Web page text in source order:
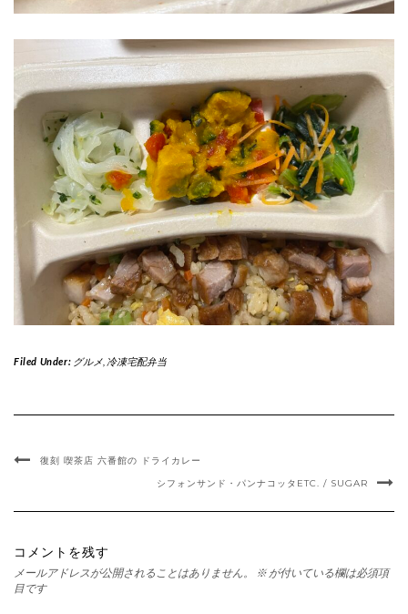
Filed Under: グルメ, 冷凍宅配弁当
復刻 喫茶店 六番館の ドライカレー
シフォンサンド・パンナコッタETC. / SUGAR
コメントを残す
メールアドレスが公開されることはありません。 ※ が付いている欄は必須項
目です